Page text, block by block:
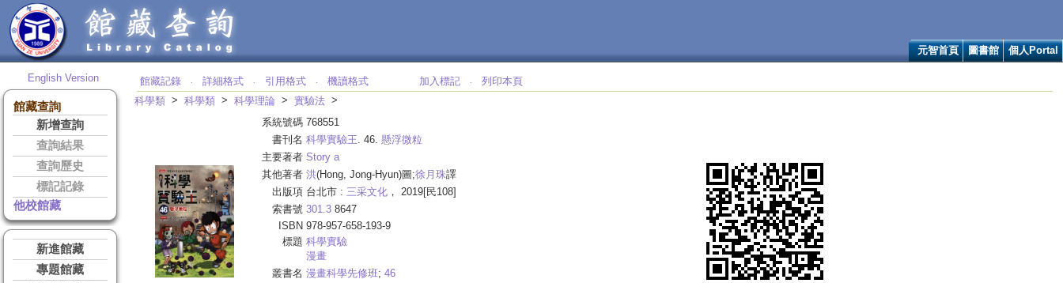
元智首頁 圖書館 個人Portal
English Version
館藏查詢
新增查詢
查詢結果
查詢歷史
標記記錄
他校館藏
新進館藏
專題館藏
館藏記錄 ‧ 詳細格式 ‧ 引用格式 ‧ 機讀格式 加入標記 ‧
列印本頁
科學類 > 科學類 > 科學理論 > 實驗法 >
系統號碼 768551
書刊名 科學實驗王. 46. 懸浮微粒
主要著者 Story a
其他著者 洪(Hong, Jong-Hyun)圖;徐月珠譯
出版項 台北市 : 三采文化 ， 2019[民108]
索書號 301.3 8647
ISBN 978-957-658-193-9
標題 科學實驗
漫畫
叢書名 漫畫科學先修班; 46